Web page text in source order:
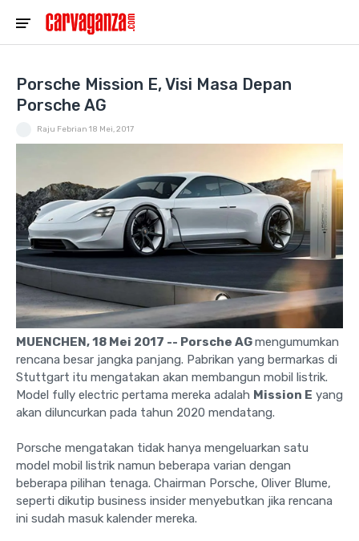
Porsche Mission E, Visi Masa Depan
Porsche AG
Raju Febrian 18 Mei, 2017
MUENCHEN, 18 Mei 2017 -- Porsche AGmengumumkan
rencana besar jangka panjang. Pabrikan yang bermarkas di
Stuttgart itu mengatakan akan membangun mobil listrik.
Model fully electric pertama mereka adalah Mission E yang
akan diluncurkan pada tahun 2020 mendatang.
Porsche mengatakan tidak hanya mengeluarkan satu
model mobil listrik namun beberapa varian dengan
beberapa pilihan tenaga. Chairman Porsche, Oliver Blume,
seperti dikutip business insider menyebutkan jika rencana
ini sudah masuk kalender mereka.